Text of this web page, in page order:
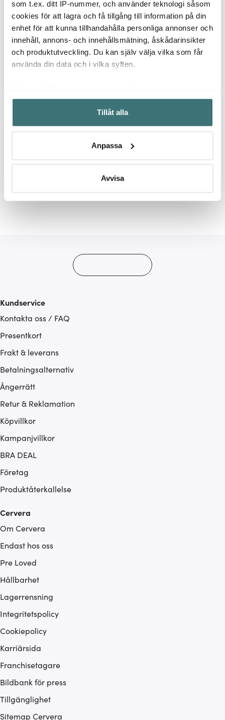
som t.ex. ditt IP-nummer, och använder teknologi såsom
cookies för att lagra och få tillgång till information på din
enhet för att kunna tillhandahålla personliga annonser och
innehåll, annons- och innehållsmätning, åskådarinsikter
och produktutveckling. Du kan själv välja vilka som får
använda din data och i vilka syften.
Samla in information om din geografiska plats som
kan ha en noggrannhet på upp till flera meter
Identifiera din enhet genom att aktivt skanna den för
Ta reda på mer om hur dina personliga uppgifter
Du kan ändra eller dra tillbaka ditt samtycke när som
som du vill dela med dig av.
Tillåt alla
Anpassa
Avvisa
I lager
Kundservice
Kontakta oss / FAQ
Presentkort
Frakt & leverans
Betalningsalternativ
Ångerrätt
Retur & Reklamation
Köpvillkor
Kampanjvillkor
BRA DEAL
Företag
Produktåterkallelse
Cervera
Om Cervera
Endast hos oss
Pre Loved
Hållbarhet
Lagerrensning
Integritetspolicy
Cookiepolicy
Karriärsida
Franchisetagare
Bildbank för press
Tillgänglighet
Sitemap Cervera